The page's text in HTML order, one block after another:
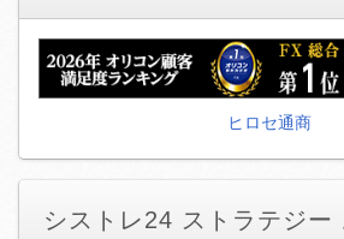
ヒロセ通商
シストレ24 ストラテジー